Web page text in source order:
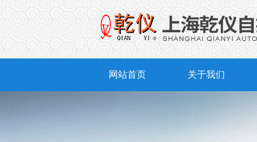
网站首页 关于我们